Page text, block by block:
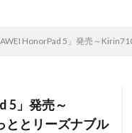
HonorPad 5」発売～
5」発売～
ととリーズナブル